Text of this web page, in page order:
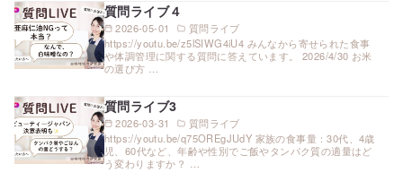
2026-05-01 質問ライブ
質問ライブ４
https://youtu.be/z5lSIWG4iU4 みんなから寄せられた食事
や体調管理に関する質問に答えています。 2026/4/30 お米
の選び方 …
2026-03-31 質問ライブ
質問ライブ3
https://youtu.be/q75OREgJUdY 家族の食事量：30代、4歳
児、60代など、年齢や性別でご飯やタンパク質の適量はど
う変わりますか？ …